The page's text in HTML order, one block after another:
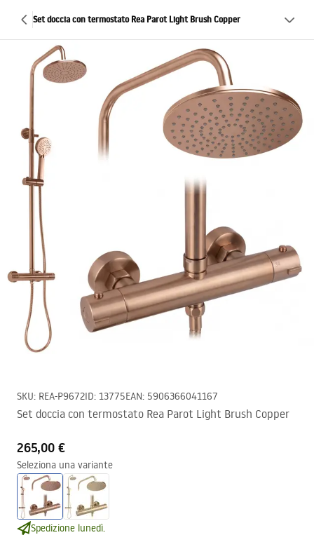
Set doccia con termostato Rea Parot Light Brush Copper
SKU: REA-P9672ID: 13775EAN: 5906366041167
Set doccia con termostato Rea Parot Light Brush Copper
265,00 €
Seleziona una variante
Spedizione lunedì.